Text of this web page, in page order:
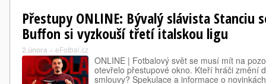
Přestupy ONLINE: Bývalý slávista Stanciu
Buffon si vyzkouší třetí italskou ligu
2.února » eFotbal.cz
ONLINE | Fotbalový svět se musí mít na
otevřelo přestupové okno. Kteří hráči změní
smlouvy? Spekulace a informace o